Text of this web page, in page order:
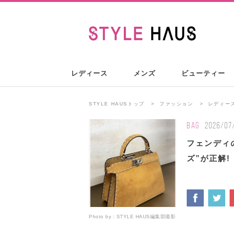
レディース メンズ ビューティー
STYLE HAUSトップ ファッション レディース
BAG 2026/
フェンディ
ズ”が正解!
Photo by： STYLE HAUS編集部撮影